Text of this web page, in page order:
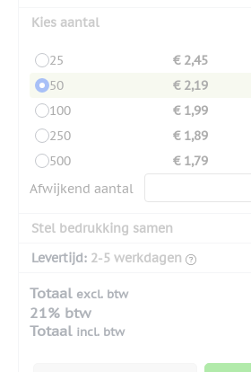
Kies aantal
25
€ 2,45
50
€ 2,19
100
€ 1,99
250
€ 1,89
500
€ 1,79
Afwijkend aantal
Stel bedrukking samen
Levertijd: 2-5 werkdagen
Totaal excl. btw
21% btw
Totaal incl. btw